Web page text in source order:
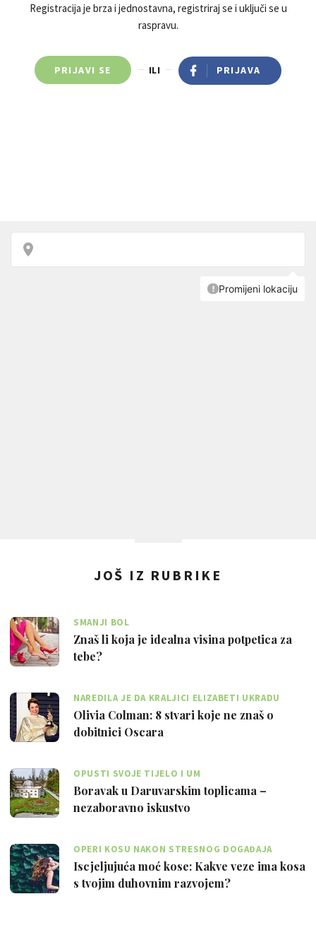
Registracija je brza i jednostavna, registriraj se i uključi se u
raspravu.
PRIJAVI SE ILI PRIJAVA
JOŠ IZ RUBRIKE
SMANJI BOL
Znaš li koja je idealna visina potpetica za
tebe?
NAREDILA JE DA KRALJICI ELIZABETI UKRADU
TOALETNI PAPIR
Olivia Colman: 8 stvari koje ne znaš o
dobitnici Oscara
OPUSTI SVOJE TIJELO I UM
Boravak u Daruvarskim toplicama –
nezaboravno iskustvo
OPERI KOSU NAKON STRESNOG DOGAĐAJA
Iscjeljujuća moć kose: Kakve veze ima kosa
s tvojim duhovnim razvojem?